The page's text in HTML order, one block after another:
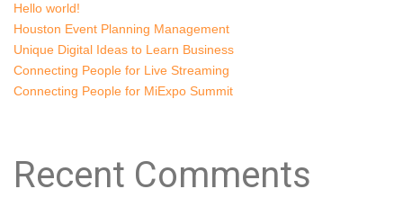
Hello world!
Houston Event Planning Management
Unique Digital Ideas to Learn Business
Connecting People for Live Streaming
Connecting People for MiExpo Summit
Recent Comments